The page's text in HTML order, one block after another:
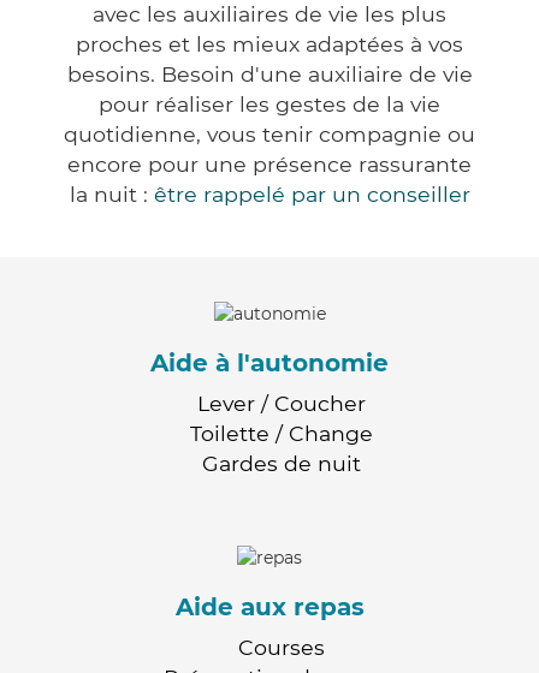
avec les auxiliaires de vie les plus
proches et les mieux adaptées à vos
besoins. Besoin d'une auxiliaire de vie
pour réaliser les gestes de la vie
quotidienne, vous tenir compagnie ou
encore pour une présence rassurante
la nuit : être rappelé par un conseiller
Aide à l'autonomie
Lever / Coucher
Toilette / Change
Gardes de nuit
Aide aux repas
Courses